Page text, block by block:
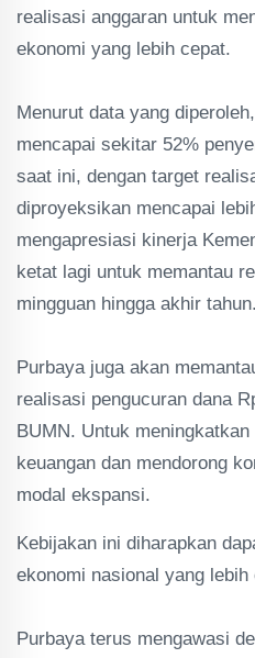
realisasi anggaran untuk
ekonomi yang lebih cepat.
‎Menurut data yang
mencapai sekitar 52%
saat ini, dengan target
diproyeksikan mencapai
mengapresiasi kinerja
ketat lagi untuk memantau
mingguan hingga akhir tahun.
‎Purbaya juga akan
realisasi pengucuran dana
BUMN. Untuk
keuangan dan mendorong
modal ekspansi.
Kebijakan ini diharapkan
ekonomi nasional yang
‎Purbaya terus mengawasi